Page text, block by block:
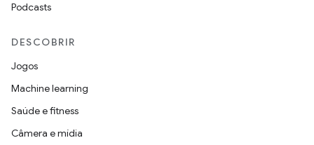
Podcasts
DESCOBRIR
Jogos
Machine learning
Saúde e fitness
Câmera e mídia